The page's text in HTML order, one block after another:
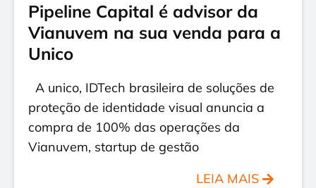
Pipeline Capital é advisor da
Vianuvem na sua venda para a
Unico
A unico, IDTech brasileira de soluções de
proteção de identidade visual anuncia a
compra de 100% das operações da
Vianuvem, startup de gestão
LEIA MAIS